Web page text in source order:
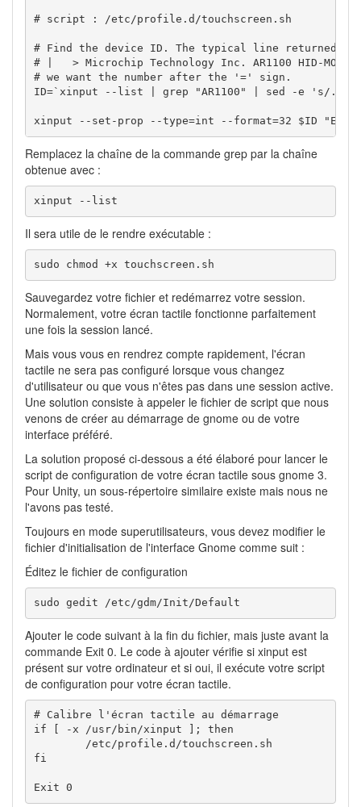
# script : /etc/profile.d/touchscreen.sh
# Find the device ID. The typical line
# |   > Microchip Technology Inc. AR1100 HID-MOUSE	id=8	[slave  pointer   (2)]
# we want the number after the '=' sign.
ID=`xinput --list | grep "AR1100" | sed -e 's/
xinput --set-prop --type=int --format=32 $ID
Remplacez la chaîne de la commande grep par la chaîne
obtenue avec :
xinput --list
Il sera utile de le rendre exécutable :
sudo chmod +x touchscreen.sh
Sauvegardez votre fichier et redémarrez votre session.
Normalement, votre écran tactile fonctionne parfaitement
une fois la session lancé.
Mais vous vous en rendrez compte rapidement, l'écran
tactile ne sera pas configuré lorsque vous changez
d'utilisateur ou que vous n'êtes pas dans une session active.
Une solution consiste à appeler le fichier de script que nous
venons de créer au démarrage de gnome ou de votre
interface préféré.
La solution proposé ci-dessous a été élaboré pour lancer le
script de configuration de votre écran tactile sous gnome 3.
Pour Unity, un sous-répertoire similaire existe mais nous ne
l'avons pas testé.
Toujours en mode superutilisateurs, vous devez modifier le
fichier d'initialisation de l'interface Gnome comme suit :
Éditez le fichier de configuration
sudo gedit /etc/gdm/Init/Default
Ajouter le code suivant à la fin du fichier, mais juste avant la
commande Exit 0. Le code à ajouter vérifie si xinput est
présent sur votre ordinateur et si oui, il exécute votre script
de configuration pour votre écran tactile.
# Calibre l'écran tactile au démarrage
if [ -x /usr/bin/xinput ]; then
        /etc/profile.d/touchscreen.sh
fi
Exit 0